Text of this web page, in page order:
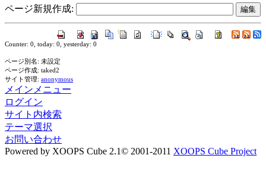
ページ新規作成:
Counter: 0, today: 0, yesterday: 0
ページ別名: 未設定
ページ作成: taked2
サイト管理: anonymous
メインメニュー
ログイン
サイト内検索
テーマ選択
お問い合わせ
Powered by XOOPS Cube 2.1© 2001-2011 XOOPS Cube Project